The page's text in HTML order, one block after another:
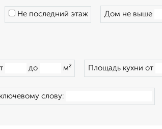
Не последний этаж Дом не выше
до м² Площадь кухни от
слову: